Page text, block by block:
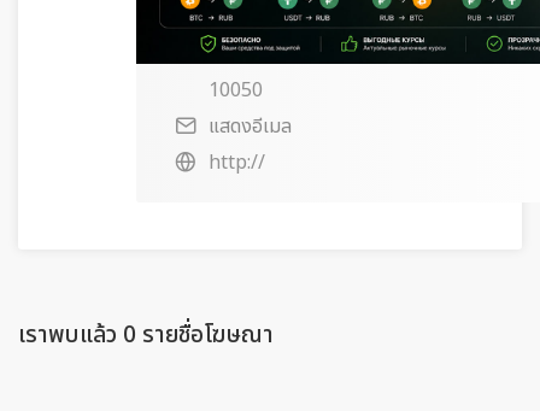
10050
แสดงอีเมล
http://
เราพบแล้ว 0 รายชื่อโฆษณา